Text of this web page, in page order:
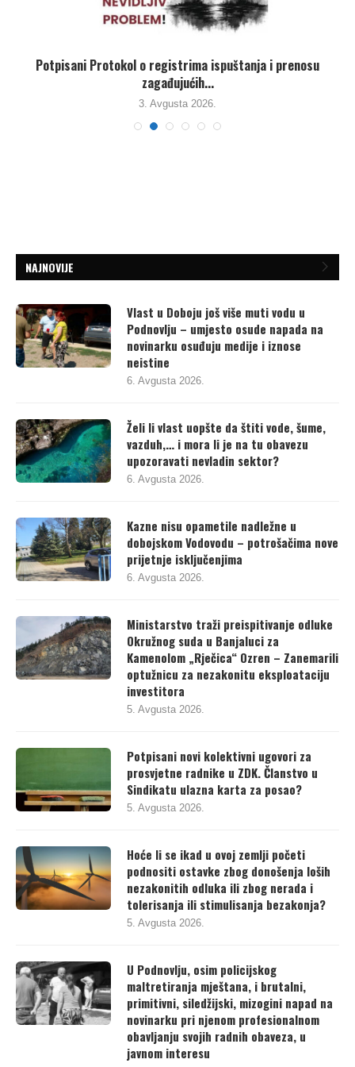
Potpisani Protokol o registrima ispuštanja i prenosu
zagađujućih...
3. Avgusta 2026.
NAJNOVIJE
Vlast u Doboju još više muti vodu u
Podnovlju – umjesto osude napada na
novinarku osuđuju medije i iznose
neistine
6. Avgusta 2026.
Želi li vlast uopšte da štiti vode, šume,
vazduh,… i mora li je na tu obavezu
upozoravati nevladin sektor?
6. Avgusta 2026.
Kazne nisu opametile nadležne u
dobojskom Vodovodu – potrošačima nove
prijetnje isključenjima
6. Avgusta 2026.
Ministarstvo traži preispitivanje odluke
Okružnog suda u Banjaluci za
Kamenolom „Rječica“ Ozren – Zanemarili
optužnicu za nezakonitu eksploataciju
investitora
5. Avgusta 2026.
Potpisani novi kolektivni ugovori za
prosvjetne radnike u ZDK. Članstvo u
Sindikatu ulazna karta za posao?
5. Avgusta 2026.
Hoće li se ikad u ovoj zemlji početi
podnositi ostavke zbog donošenja loših
nezakonitih odluka ili zbog nerada i
tolerisanja ili stimulisanja bezakonja?
5. Avgusta 2026.
U Podnovlju, osim policijskog
maltretiranja mještana, i brutalni,
primitivni, siledžijski, mizogini napad na
novinarku pri njenom profesionalnom
obavljanju svojih radnih obaveza, u
javnom interesu